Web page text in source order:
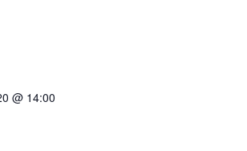
@ 14:00